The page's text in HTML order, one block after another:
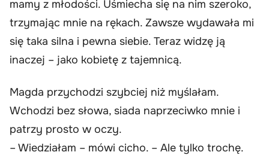
mamy z młodości. Uśmiecha się na nim szeroko,
trzymając mnie na rękach. Zawsze wydawała mi
się taka silna i pewna siebie. Teraz widzę ją
inaczej – jako kobietę z tajemnicą.
Magda przychodzi szybciej niż myślałam.
Wchodzi bez słowa, siada naprzeciwko mnie i
patrzy prosto w oczy.
– Wiedziałam – mówi cicho. – Ale tylko trochę.